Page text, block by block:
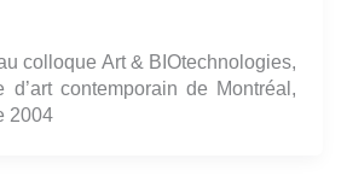
colloque Art & BIOtechnologies,
d’art contemporain de Montréal,
2004